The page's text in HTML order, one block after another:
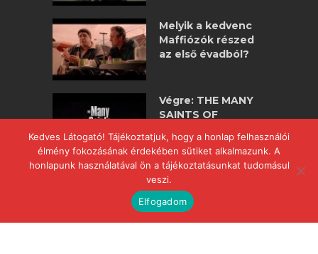
Melyik a kedvenc
Maffiózók részed
az első évadból?
Végre: THE MANY
SAINTS OF
maffiózók
nagyjátékfilm!
COPYRIGHT © 2017 POWERED BYWWW.MAFFIOZOK.HU
Kedves Látogató! Tájékoztatjuk, hogy a honlap felhasználói
élmény fokozásának érdekében sütiket alkalmazunk. A
honlapunk használatával ön a tájékoztatásunkat tudomásul
veszi.
Elfogadom